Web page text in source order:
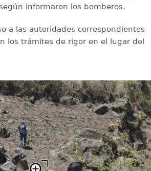
informaron los bomberos.
a las autoridades correspondientes
los trámites de rigor en el lugar del